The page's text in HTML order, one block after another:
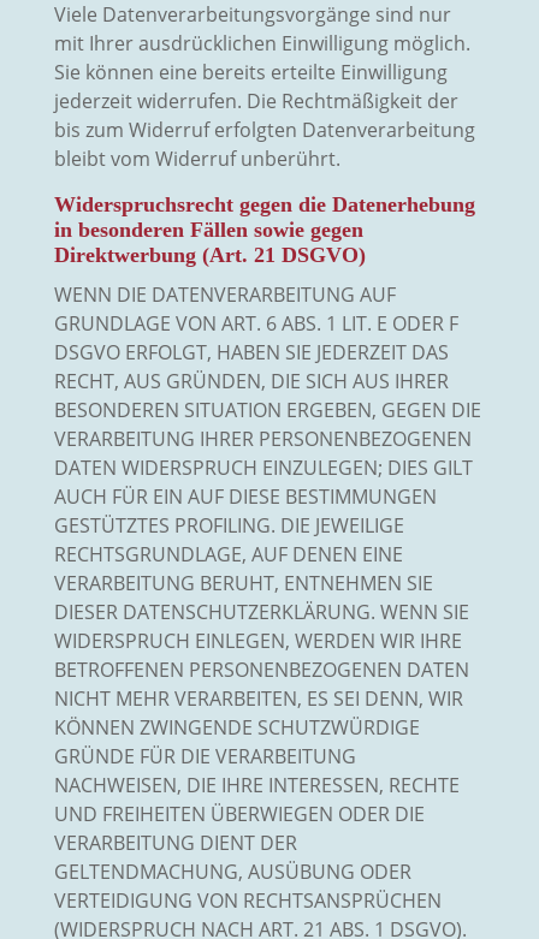
Viele Datenverarbeitungsvorgänge sind nur
mit Ihrer ausdrücklichen Einwilligung möglich.
Sie können eine bereits erteilte Einwilligung
jederzeit widerrufen. Die Rechtmäßigkeit der
bis zum Widerruf erfolgten Datenverarbeitung
bleibt vom Widerruf unberührt.
Widerspruchsrecht gegen die Datenerhebung
in besonderen Fällen sowie gegen
Direktwerbung (Art. 21 DSGVO)
WENN DIE DATENVERARBEITUNG AUF
GRUNDLAGE VON ART. 6 ABS. 1 LIT. E ODER F
DSGVO ERFOLGT, HABEN SIE JEDERZEIT DAS
RECHT, AUS GRÜNDEN, DIE SICH AUS IHRER
BESONDEREN SITUATION ERGEBEN, GEGEN DIE
VERARBEITUNG IHRER PERSONENBEZOGENEN
DATEN WIDERSPRUCH EINZULEGEN; DIES GILT
AUCH FÜR EIN AUF DIESE BESTIMMUNGEN
GESTÜTZTES PROFILING. DIE JEWEILIGE
RECHTSGRUNDLAGE, AUF DENEN EINE
VERARBEITUNG BERUHT, ENTNEHMEN SIE
DIESER DATENSCHUTZERKLÄRUNG. WENN SIE
WIDERSPRUCH EINLEGEN, WERDEN WIR IHRE
BETROFFENEN PERSONENBEZOGENEN DATEN
NICHT MEHR VERARBEITEN, ES SEI DENN, WIR
KÖNNEN ZWINGENDE SCHUTZWÜRDIGE
GRÜNDE FÜR DIE VERARBEITUNG
NACHWEISEN, DIE IHRE INTERESSEN, RECHTE
UND FREIHEITEN ÜBERWIEGEN ODER DIE
VERARBEITUNG DIENT DER
GELTENDMACHUNG, AUSÜBUNG ODER
VERTEIDIGUNG VON RECHTSANSPRÜCHEN
(WIDERSPRUCH NACH ART. 21 ABS. 1 DSGVO).